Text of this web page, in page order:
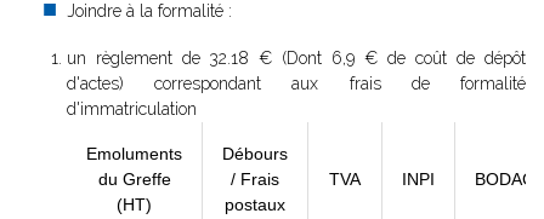
Joindre à la formalité :
un règlement de 32.18 € (Dont 6,9 € de coût de dépôt
d'actes) correspondant aux frais de formalité
d'immatriculation
Emoluments
du Greffe
(HT)
Débours
/ Frais
postaux
TVA INPI